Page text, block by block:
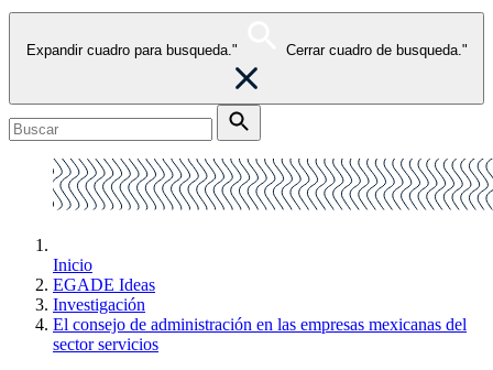
Expandir cuadro para busqueda." Cerrar cuadro de busqueda."
Inicio
EGADE Ideas
Investigación
El consejo de administración en las empresas mexicanas del
sector servicios